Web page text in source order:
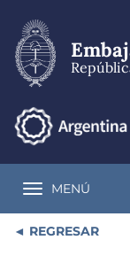
contenido
principal
Toggle navigation
MENÚ
REGRESAR